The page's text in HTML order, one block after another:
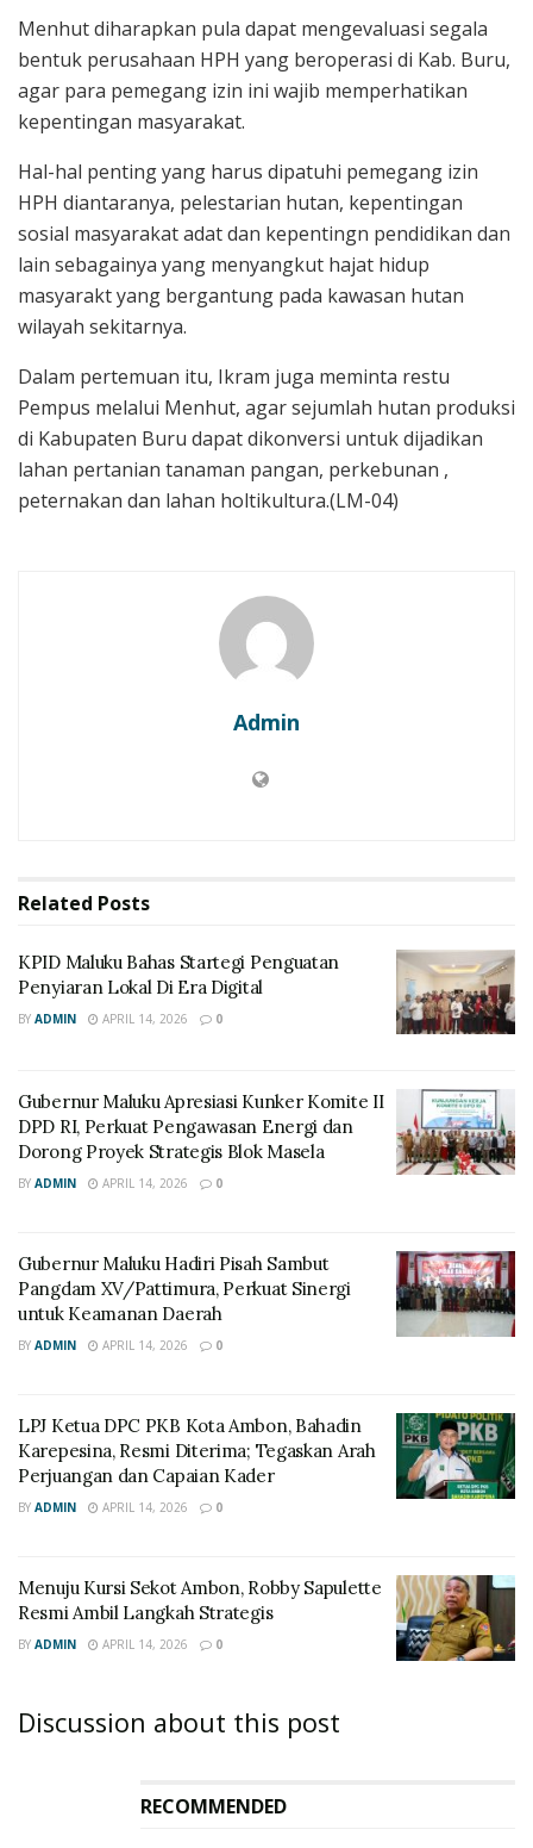
Menhut diharapkan pula dapat mengevaluasi segala
bentuk perusahaan HPH yang beroperasi di Kab. Buru,
agar para pemegang izin ini wajib memperhatikan
kepentingan masyarakat.
Hal-hal penting yang harus dipatuhi pemegang izin
HPH diantaranya, pelestarian hutan, kepentingan
sosial masyarakat adat dan kepentingn pendidikan dan
lain sebagainya yang menyangkut hajat hidup
masyarakt yang bergantung pada kawasan hutan
wilayah sekitarnya.
Dalam pertemuan itu, Ikram juga meminta restu
Pempus melalui Menhut, agar sejumlah hutan produksi
di Kabupaten Buru dapat dikonversi untuk dijadikan
lahan pertanian tanaman pangan, perkebunan ,
peternakan dan lahan holtikultura.(LM-04)
Admin
Related Posts
KPID Maluku Bahas Startegi Penguatan
Penyiaran Lokal Di Era Digital
BY ADMIN APRIL 14, 2026 0
Gubernur Maluku Apresiasi Kunker Komite II
DPD RI, Perkuat Pengawasan Energi dan
Dorong Proyek Strategis Blok Masela
BY ADMIN APRIL 14, 2026 0
Gubernur Maluku Hadiri Pisah Sambut
Pangdam XV/Pattimura, Perkuat Sinergi
untuk Keamanan Daerah
BY ADMIN APRIL 14, 2026 0
LPJ Ketua DPC PKB Kota Ambon, Bahadin
Karepesina, Resmi Diterima; Tegaskan Arah
Perjuangan dan Capaian Kader
BY ADMIN APRIL 14, 2026 0
Menuju Kursi Sekot Ambon, Robby Sapulette
Resmi Ambil Langkah Strategis
BY ADMIN APRIL 14, 2026 0
Discussion about this post
RECOMMENDED